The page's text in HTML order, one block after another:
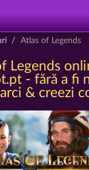
Atlas of Legends
Legends
- fără a fi
& creezi